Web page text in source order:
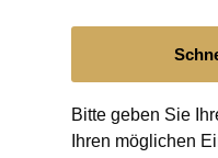
Bitte geben Sie
Ihren möglichen